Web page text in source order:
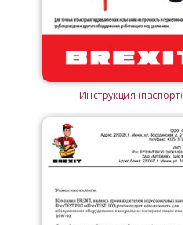
Инструкция (паспорт)